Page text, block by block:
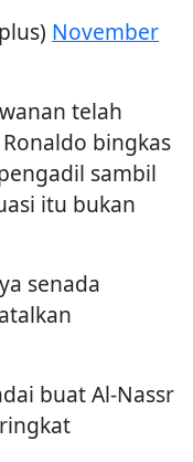
November
telah
bingkas
sambil
itu bukan
senada
buat Al-Nassr